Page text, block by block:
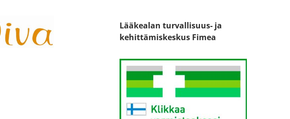
Lääkealan turvallisuus- ja
kehittämiskeskus Fimea